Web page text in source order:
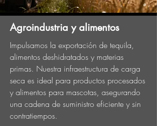
Agroindustria y alimentos
Impulsamos la exportación de tequila,
alimentos deshidratados y materias
primas. Nuestra infraestructura de carga
seca es ideal para productos procesados
y alimentos para mascotas, asegurando
una cadena de suministro eficiente y sin
contratiempos.